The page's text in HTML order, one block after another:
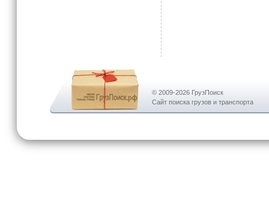
© 2009-2026 ГрузПоиск
Сайт поиска грузов и транспорта